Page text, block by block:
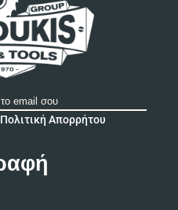
Πολιτική Απορρήτου